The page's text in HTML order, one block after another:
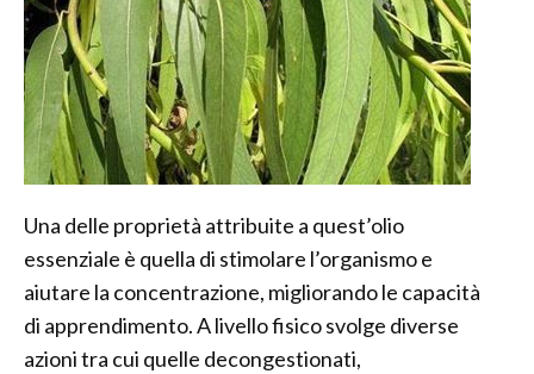
Una delle proprietà attribuite a quest’olio
essenziale è quella di stimolare l’organismo e
aiutare la concentrazione, migliorando le capacità
di apprendimento. A livello fisico svolge diverse
azioni tra cui quelle decongestionati,